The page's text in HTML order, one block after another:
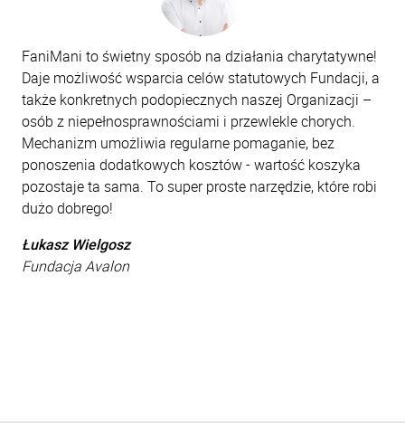
FaniMani to świetny sposób na działania charytatywne!
Daje możliwość wsparcia celów statutowych Fundacji, a
także konkretnych podopiecznych naszej Organizacji –
osób z niepełnosprawnościami i przewlekle chorych.
Mechanizm umożliwia regularne pomaganie, bez
ponoszenia dodatkowych kosztów - wartość koszyka
pozostaje ta sama. To super proste narzędzie, które robi
dużo dobrego!
Łukasz Wielgosz
Fundacja Avalon